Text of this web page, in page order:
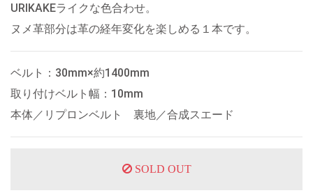
URIKAKEライクな色合わせ。
ヌメ革部分は革の経年変化を楽しめる１本です。
ベルト：30mm×約1400mm
取り付けベルト幅：10mm
本体／リプロンベルト 裏地／合成スエード
SOLD OUT